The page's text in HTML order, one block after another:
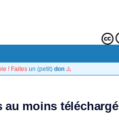
! Faites un (petit) don ⚠️
moins téléchargé